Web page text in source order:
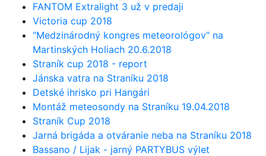
FANTOM Extralight 3 už v predaji
Victoria cup 2018
"Medzinárodný kongres meteorológov" na
Martinských Holiach 20.6.2018
Straník cup 2018 - report
Jánska vatra na Straníku 2018
Detské ihrisko pri Hangári
Montáž meteosondy na Straníku 19.04.2018
Straník Cup 2018
Jarná brigáda a otváranie neba na Straníku 2018
Bassano / Lijak - jarný PARTYBUS výlet